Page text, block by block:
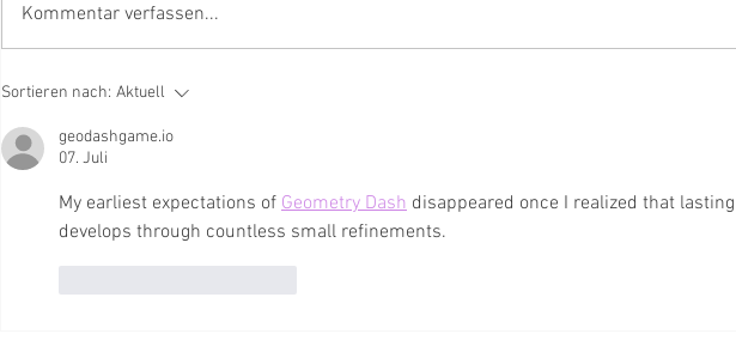
Waldbrandprävention und
Synergien und Mehrwert
Kommentar verfassen...
Sortieren nach: Aktuell
geodashgame.io
07. Juli
My earliest expectations of Geometry Dash disappeared once I realized that
develops through countless small refinements.